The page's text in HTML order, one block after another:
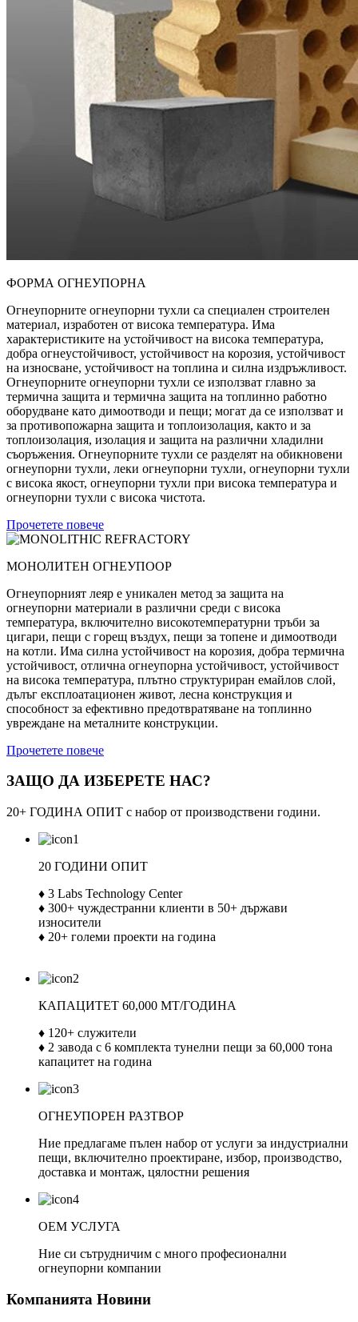
ФОРМА ОГНЕУПОРНА
Огнеупорните огнеупорни тухли са специален строителен
материал, изработен от висока температура. Има
характеристиките на устойчивост на висока температура,
добра огнеустойчивост, устойчивост на корозия, устойчивост
на износване, устойчивост на топлина и силна издръжливост.
Огнеупорните огнеупорни тухли се използват главно за
термична защита и термична защита на топлинно работно
оборудване като димоотводи и пещи; могат да се използват и
за противопожарна защита и топлоизолация, както и за
топлоизолация, изолация и защита на различни хладилни
съоръжения. Огнеупорните тухли се разделят на обикновени
огнеупорни тухли, леки огнеупорни тухли, огнеупорни тухли
с висока якост, огнеупорни тухли при висока температура и
огнеупорни тухли с висока чистота.
Прочетете повече
МОНОЛИТЕН ОГНЕУПООР
Огнеупорният леяр е уникален метод за защита на
огнеупорни материали в различни среди с висока
температура, включително високотемпературни тръби за
цигари, пещи с горещ въздух, пещи за топене и димоотводи
на котли. Има силна устойчивост на корозия, добра термична
устойчивост, отлична огнеупорна устойчивост, устойчивост
на висока температура, плътно структуриран емайлов слой,
дълъг експлоатационен живот, лесна конструкция и
способност за ефективно предотвратяване на топлинно
увреждане на металните конструкции.
Прочетете повече
ЗАЩО ДА ИЗБЕРЕТЕ НАС?
20+ ГОДИНА ОПИТ с набор от производствени години.
20 ГОДИНИ ОПИТ
♦ 3 Labs Technology Center
♦ 300+ чуждестранни клиенти в 50+ държави
износители
♦ 20+ големи проекти на година
КАПАЦИТЕТ 60,000 MT/ГОДИНА
♦ 120+ служители
♦ 2 завода с 6 комплекта тунелни пещи за 60,000 тона
капацитет на година
ОГНЕУПОРЕН РАЗТВОР
Ние предлагаме пълен набор от услуги за индустриални
пещи, включително проектиране, избор, производство,
доставка и монтаж, цялостни решения
OEM УСЛУГА
Ние си сътрудничим с много професионални
огнеупорни компании
Компанията Новини